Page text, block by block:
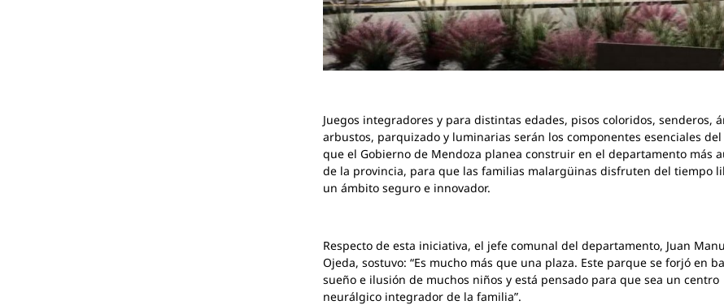
Juegos integradores y para distintas edades, pisos coloridos, senderos,
arbustos, parquizado y luminarias serán los componentes esenciales del
que el Gobierno de Mendoza planea construir en el departamento más
de la provincia, para que las familias malargüinas disfruten del tiempo
un ámbito seguro e innovador.
Respecto de esta iniciativa, el jefe comunal del departamento, Juan
Ojeda, sostuvo: “Es mucho más que una plaza. Este parque se forjó en
sueño e ilusión de muchos niños y está pensado para que sea un centro
neurálgico integrador de la familia”.